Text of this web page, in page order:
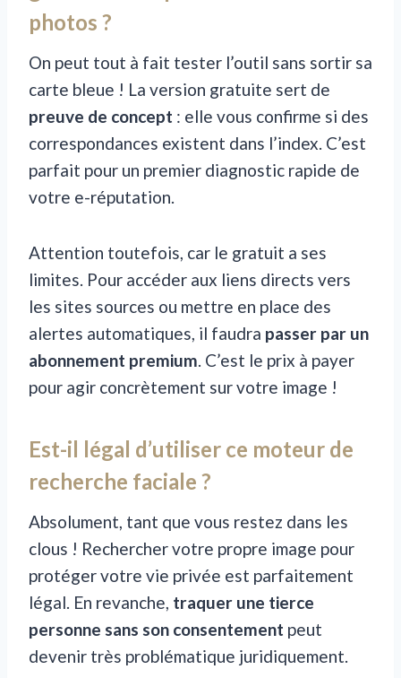
photos ?
On peut tout à fait tester l’outil sans sortir sa
carte bleue ! La version gratuite sert de
preuve de concept : elle vous confirme si des
correspondances existent dans l’index. C’est
parfait pour un premier diagnostic rapide de
votre e-réputation.
Attention toutefois, car le gratuit a ses
limites. Pour accéder aux liens directs vers
les sites sources ou mettre en place des
alertes automatiques, il faudra passer par un
abonnement premium. C’est le prix à payer
pour agir concrètement sur votre image !
Est-il légal d’utiliser ce moteur de
recherche faciale ?
Absolument, tant que vous restez dans les
clous ! Rechercher votre propre image pour
protéger votre vie privée est parfaitement
légal. En revanche, traquer une tierce
personne sans son consentement peut
devenir très problématique juridiquement.